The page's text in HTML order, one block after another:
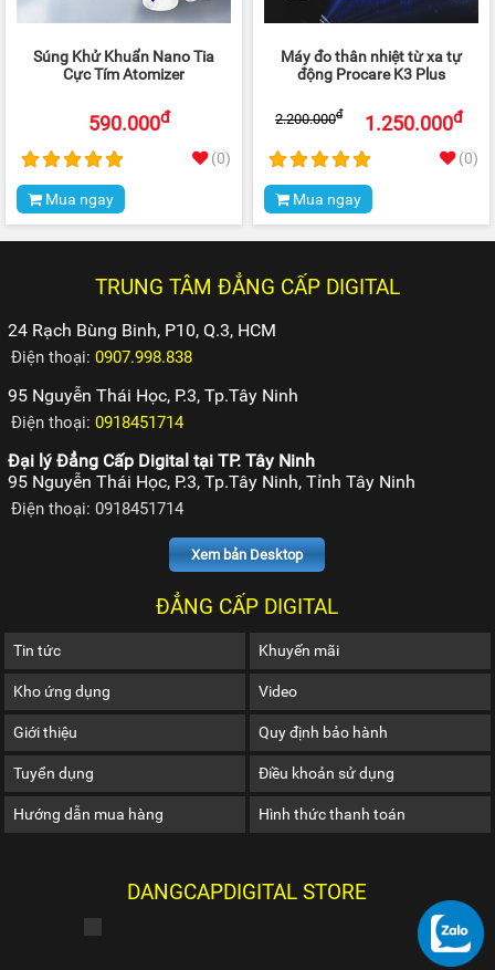
Súng Khử Khuẩn Nano Tia
Cực Tím Atomizer
590.000đ
(0)
Mua ngay
Máy đo thân nhiệt từ xa tự
động Procare K3 Plus
1.250.000đ
2.200.000đ
(0)
Mua ngay
TRUNG TÂM ĐẲNG CẤP DIGITAL
24 Rạch Bùng Binh, P10, Q.3, HCM
Điện thoại:0907.998.838
95 Nguyễn Thái Học, P.3, Tp.Tây Ninh
Điện thoại:0918451714
Đại lý Đẳng Cấp Digital tại TP. Tây Ninh
95 Nguyễn Thái Học, P.3, Tp.Tây Ninh, Tỉnh Tây Ninh
Điện thoại: 0918451714
Xem bản Desktop
ĐẲNG CẤP DIGITAL
Tin tức Khuyến mãi
Kho ứng dụng Video
Giới thiệu Quy định bảo hành
Tuyển dụng Điều khoản sử dụng
Hướng dẫn mua hàng Hình thức thanh toán
DANGCAPDIGITAL STORE